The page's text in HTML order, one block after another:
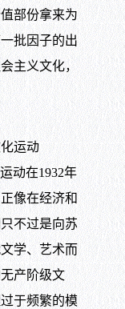
部份拿来为
批因子的出
主义文化，
运动
动在1932年
像在经济和
不过是向苏
学、艺术而
产阶级文
于频繁的模